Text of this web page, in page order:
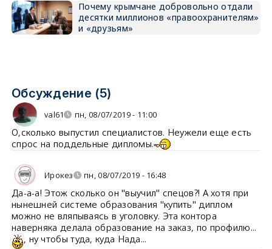
Почему крымчане добровольно отдали
десятки миллионов «правоохранителям»
и «друзьям»
Обсуждение (5)
val61 пн, 08/07/2019 - 11:00
О,сколько выпустил специалистов. Неужели еще есть
спрос на поддельные дипломы.
Ирокез пн, 08/07/2019 - 16:48
Да-а-а! Этож сколько он "выучил" спецов?! А хотя при
нынешней системе образования "купить" диплом
можно не вляпываясь в уголовку. Эта контора
наверняка делала образование на заказ, по профилю...
, ну чтобы туда, куда Нада...